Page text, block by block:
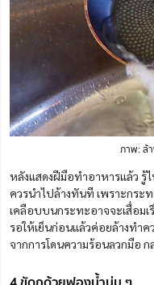
ภาพ: ล้
หลังแสดงฝีมือทำอาหารแล้ว รู้ไ
ควรนำไปล้างทันที เพราะกระ
เคลือบบนกระทะอาจจะเสื่อมเ
รอให้เย็นก่อนแล้วค่อยล้างทำ
จากการโดนความร้อนลวกมือ